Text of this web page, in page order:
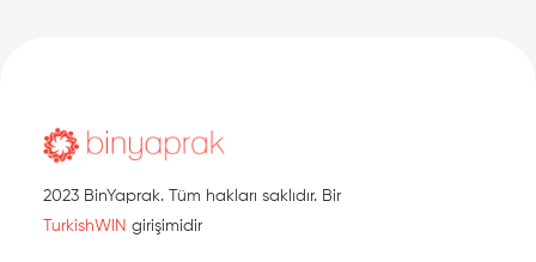
2023 BinYaprak. Tüm hakları saklıdır. Bir
TurkishWIN girişimidir